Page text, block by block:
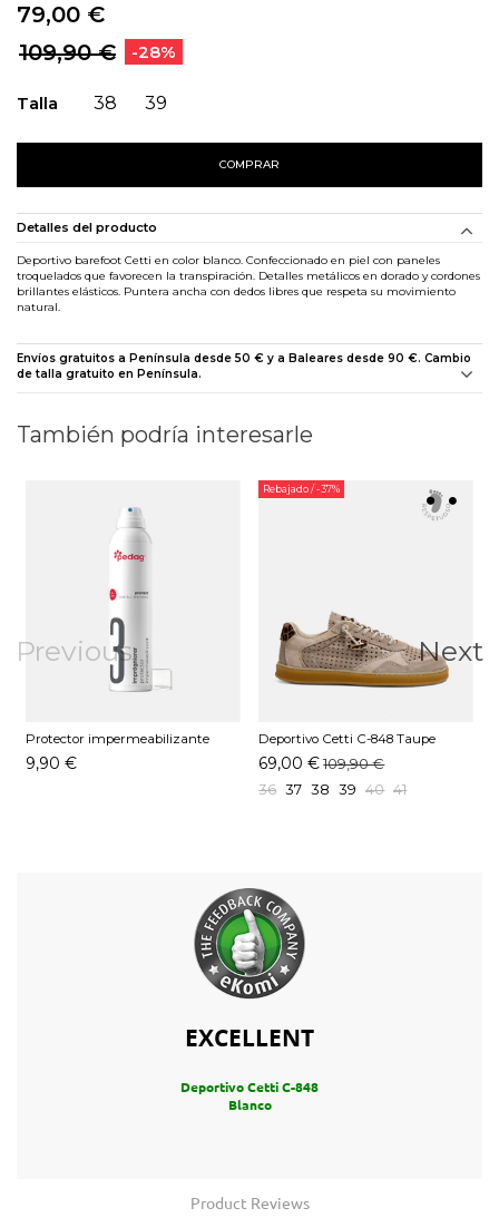
79,00 €
109,90 €
-28%
Talla 38 39
COMPRAR
Detalles del producto
Deportivo barefoot Cetti en color blanco. Confeccionado en piel con paneles
troquelados que favorecen la transpiración. Detalles metálicos en dorado y cordones
brillantes elásticos. Puntera ancha con dedos libres que respeta su movimiento
natural.
Envíos gratuitos a Península desde 50 € y a Baleares desde 90 €. Cambio
de talla gratuito en Península.
También podría interesarle
Previous
Protector impermeabilizante
Pedag 250 ML
9,90 €
Rebajado/ -37%
Deportivo Cetti C-848 Taupe
69,00 € 109,90 €
36 37 38 39 40 41
Next
EXCELLENT
Deportivo Cetti C-848
Blanco
Product Reviews